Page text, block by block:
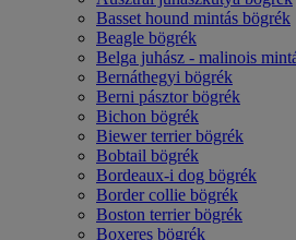
Basset hound mintás bögrék
Beagle bögrék
Belga juhász - malinois
Bernáthegyi bögrék
Berni pásztor bögrék
Bichon bögrék
Biewer terrier bögrék
Bobtail bögrék
Bordeaux-i dog bögrék
Border collie bögrék
Boston terrier bögrék
Boxeres bögrék